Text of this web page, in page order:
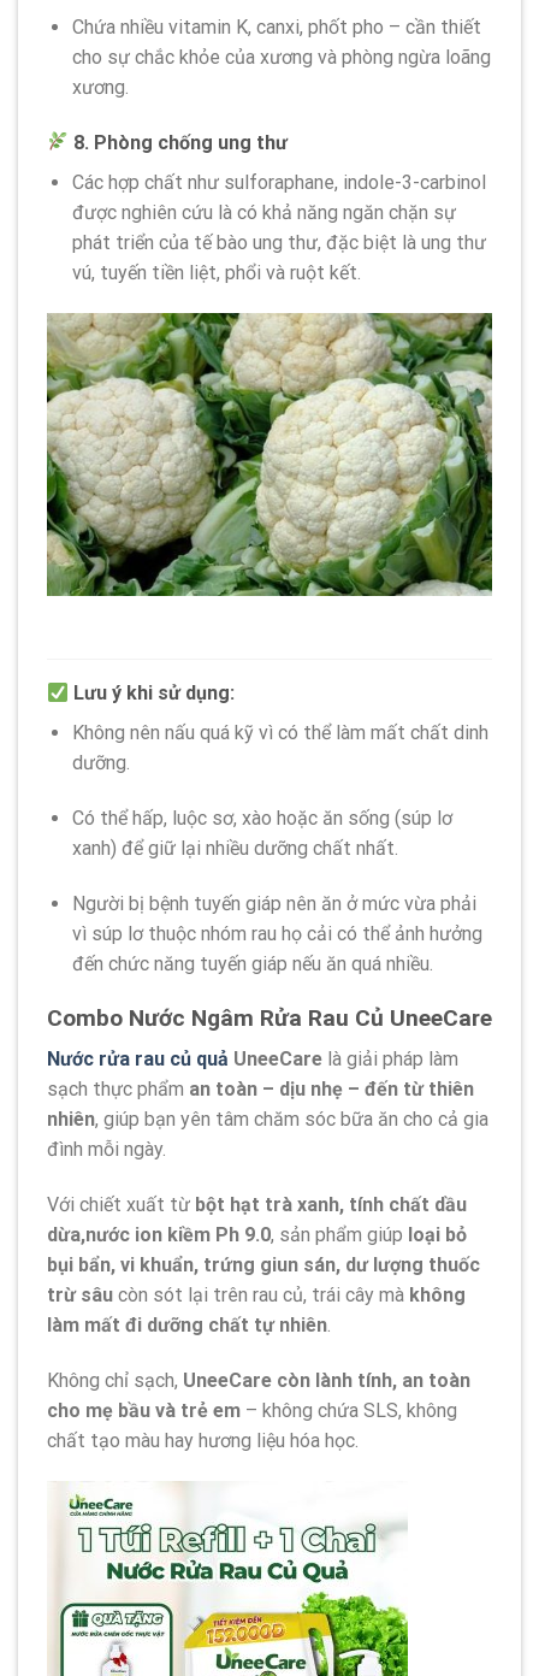
Chứa nhiều vitamin K, canxi, phốt pho – cần thiết
cho sự chắc khỏe của xương và phòng ngừa loãng
xương.
8. Phòng chống ung thư
Các hợp chất như sulforaphane, indole-3-carbinol
được nghiên cứu là có khả năng ngăn chặn sự
phát triển của tế bào ung thư, đặc biệt là ung thư
vú, tuyến tiền liệt, phổi và ruột kết.
Lưu ý khi sử dụng:
Không nên nấu quá kỹ vì có thể làm mất chất dinh
dưỡng.
Có thể hấp, luộc sơ, xào hoặc ăn sống (súp lơ
xanh) để giữ lại nhiều dưỡng chất nhất.
Người bị bệnh tuyến giáp nên ăn ở mức vừa phải
vì súp lơ thuộc nhóm rau họ cải có thể ảnh hưởng
đến chức năng tuyến giáp nếu ăn quá nhiều.
Combo Nước Ngâm Rửa Rau Củ UneeCare
Nước rửa rau củ quả UneeCare là giải pháp làm
sạch thực phẩm an toàn – dịu nhẹ – đến từ thiên
nhiên, giúp bạn yên tâm chăm sóc bữa ăn cho cả gia
đình mỗi ngày.
Với chiết xuất từ bột hạt trà xanh, tính chất dầu
dừa,nước ion kiềm Ph 9.0, sản phẩm giúp loại bỏ
bụi bẩn, vi khuẩn, trứng giun sán, dư lượng thuốc
trừ sâu còn sót lại trên rau củ, trái cây mà không
làm mất đi dưỡng chất tự nhiên.
Không chỉ sạch, UneeCare còn lành tính, an toàn
cho mẹ bầu và trẻ em – không chứa SLS, không
chất tạo màu hay hương liệu hóa học.